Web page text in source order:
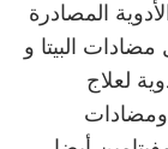
المصادرة
البيتا و
لعلاج
ومضادات